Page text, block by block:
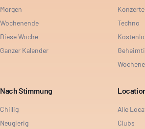
Morgen
Wochenende
Diese Woche
Ganzer Kalender
Konzerte
Techno
Nach Stimmung
Chillig
Neugierig
Alle
Clubs